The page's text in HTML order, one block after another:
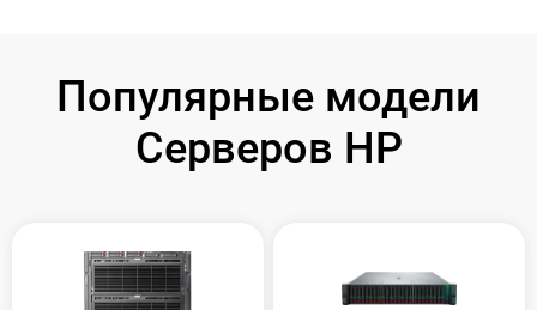
Популярные модели
Серверов HP